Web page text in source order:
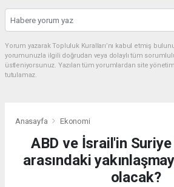
Yorum yazarak Topluluk Kuralları’nı kabul etmiş
yorumunuzla ilgili doğrudan veya dolaylı tüm
üstleniyorsunuz. Yazılan tüm yorumlardan site
tutulamaz.
Anasayfa Ekonomi
ABD ve İsrail'in
arasındaki
olacak?